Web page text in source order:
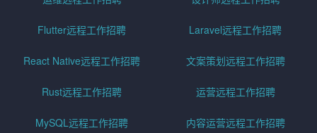
Flutter远程工作招聘 Laravel远程工作招聘
React Native远程工作招聘 文案策划远程工作招聘
Rust远程工作招聘 运营远程工作招聘
MySQL远程工作招聘 内容运营远程工作招聘